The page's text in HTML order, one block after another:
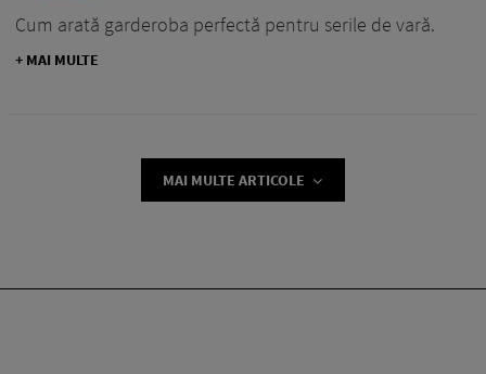
Cum arată garderoba perfectă pentru serile de vară.
+ MAI MULTE
MAI MULTE ARTICOLE